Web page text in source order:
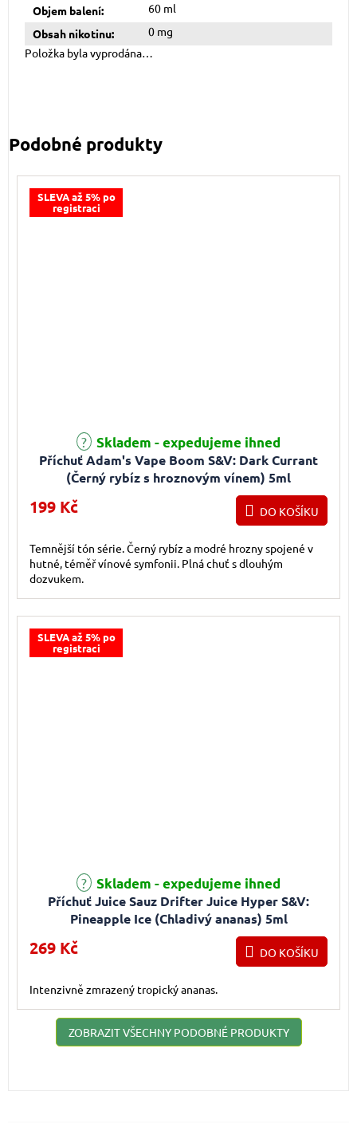
Objem balení:
60 ml
Obsah nikotinu:
0 mg
Položka byla vyprodána…
SLEVA až 5% po
registraci
Příchuť Adam's Vape Boom S&V: Dark Currant
(Černý rybíz s hroznovým vínem) 5ml
Skladem - expedujeme ihned
199 Kč DO KOŠÍKU
Temnější tón série. Černý rybíz a modré hrozny spojené v
hutné, téměř vínové symfonii. Plná chuť s dlouhým
dozvukem.
SLEVA až 5% po
registraci
Příchuť Juice Sauz Drifter Juice Hyper S&V:
Pineapple Ice (Chladivý ananas) 5ml
Skladem - expedujeme ihned
269 Kč DO KOŠÍKU
Intenzivně zmrazený tropický ananas.
ZOBRAZIT VŠECHNY PODOBNÉ PRODUKTY